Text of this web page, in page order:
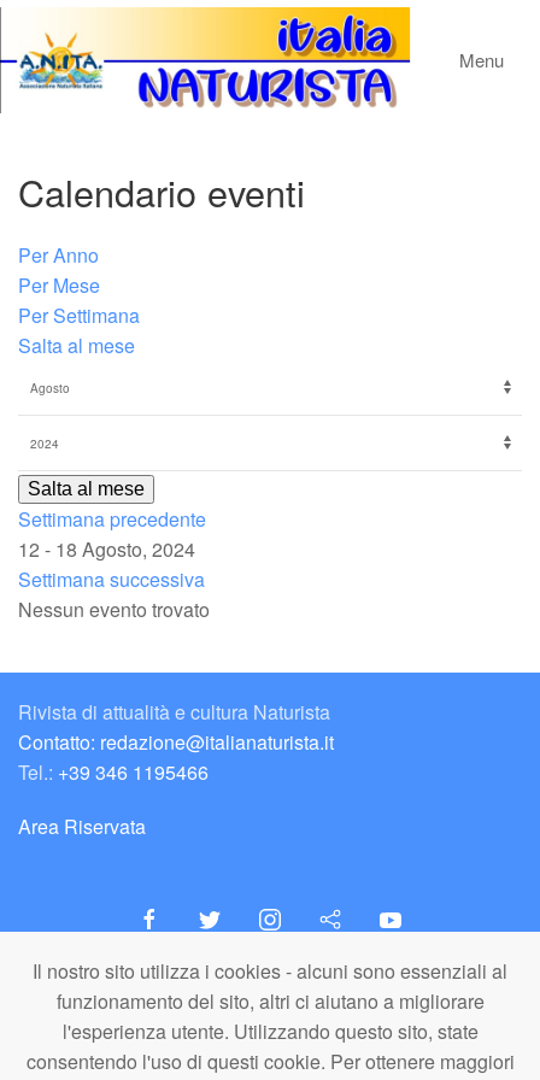
Il nostro sito utilizza i cookies - alcuni sono essenziali al
funzionamento del sito, altri ci aiutano a migliorare
l'esperienza utente. Utilizzando questo sito, state
consentendo l'uso di questi cookie. Per ottenere maggiori
Menu
Calendario eventi
Per Anno
Per Mese
Per Settimana
Salta al mese
Salta al mese
Settimana precedente
12 - 18 Agosto, 2024
Settimana successiva
Nessun evento trovato
Rivista di attualità e cultura Naturista
Contatto: redazione@italianaturista.it
Tel.: +39 346 1195466
Area Riservata
italiaNATURISTA
Editore e Redazione
A.N.ITA. Associazione Naturista Italiana (APS)
C.F. 80203710159